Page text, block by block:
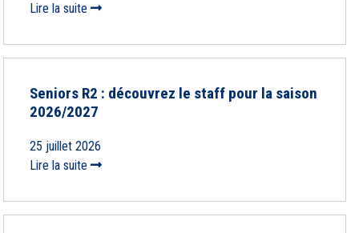
Lire la suite
Seniors R2 : découvrez le staff pour la saison
2026/2027
25 juillet 2026
Lire la suite